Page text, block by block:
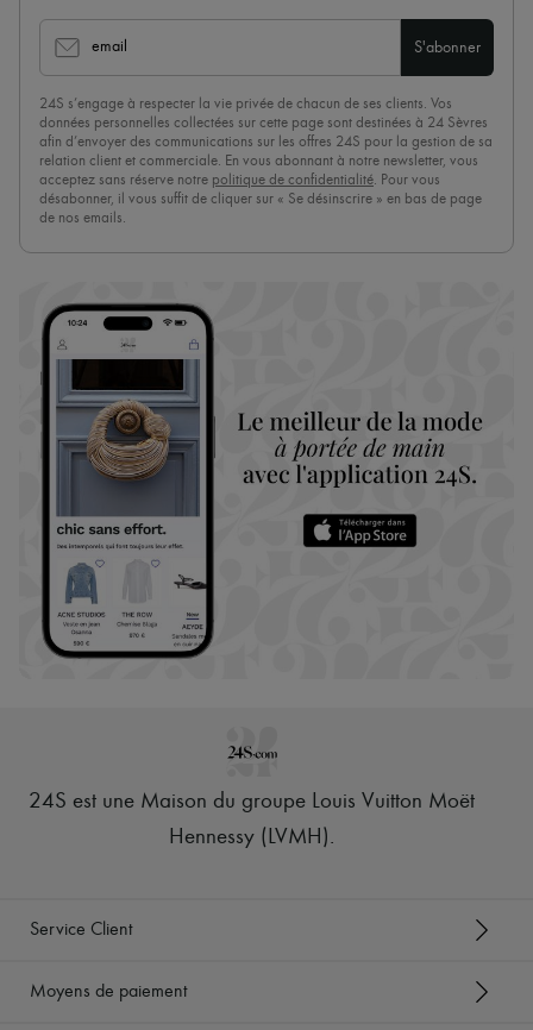
email S'abonner
24S s’engage à respecter la vie privée de chacun de ses clients. Vos
données personnelles collectées sur cette page sont destinées à 24 Sèvres
afin d’envoyer des communications sur les offres 24S pour la gestion de sa
relation client et commerciale. En vous abonnant à notre newsletter, vous
acceptez sans réserve notre politique de confidentialité. Pour vous
désabonner, il vous suffit de cliquer sur « Se désinscrire » en bas de page
de nos emails.
24S est une Maison du groupe Louis Vuitton Moët
Hennessy (LVMH).
Service Client
Moyens de paiement